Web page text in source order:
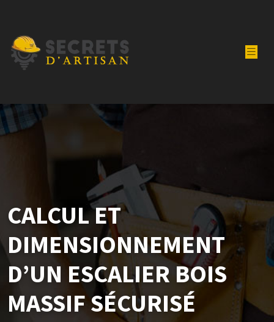
CALCUL ET
DIMENSIONNEMENT
D’UN ESCALIER BOIS
MASSIF SÉCURISÉ